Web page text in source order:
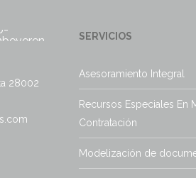
28002
SERVICIOS
Asesoramiento Integral
Recursos Especiales En
Contratación
Modelización de